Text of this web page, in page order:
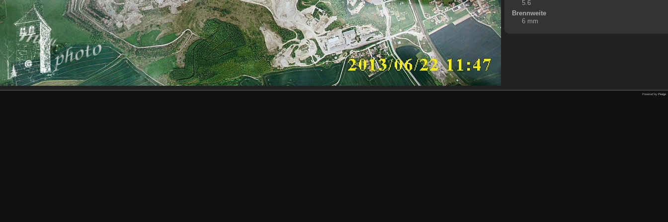
5.6
Brennweite
6 mm
Powered by Piwigo